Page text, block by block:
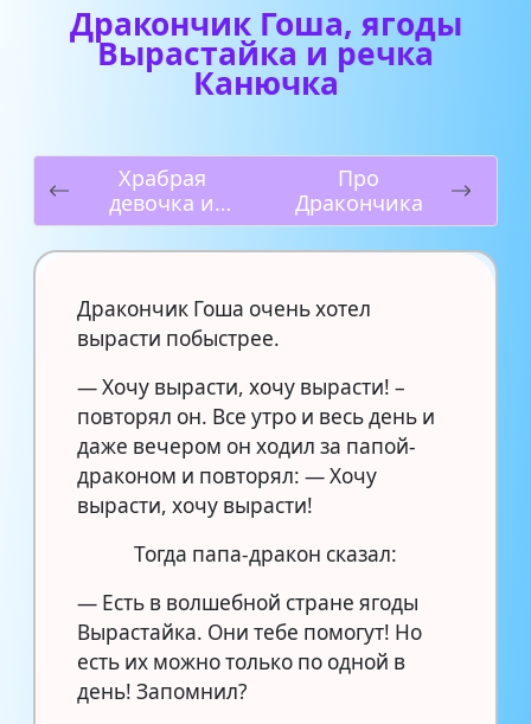
Дракончик Гоша, ягоды
Вырастайка и речка
Канючка
Храбрая
девочка и
дракон
Про
Дракончика
Дракончик Гоша очень хотел
вырасти побыстрее.
— Хочу вырасти, хочу вырасти! –
повторял он. Все утро и весь день и
даже вечером он ходил за папой-
драконом и повторял: — Хочу
вырасти, хочу вырасти!
Тогда папа-дракон сказал:
— Есть в волшебной стране ягоды
Вырастайка. Они тебе помогут! Но
есть их можно только по одной в
день! Запомнил?